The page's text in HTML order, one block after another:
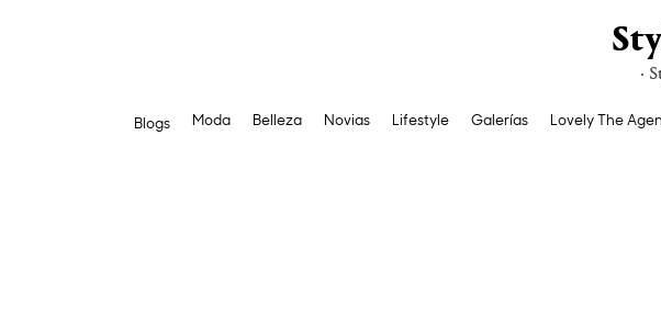
·
Blogs Moda Belleza Novias Lifestyle Galerías Lovely The